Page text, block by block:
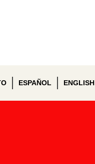
ESPAÑOL ENGLISH